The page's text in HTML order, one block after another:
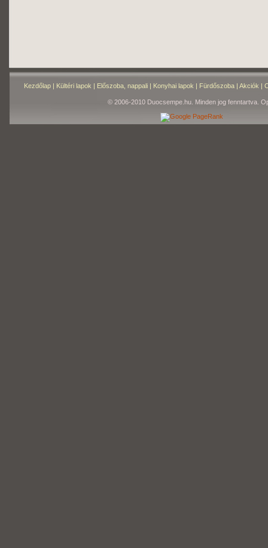
Kezdőlap | Kültéri lapok | Előszoba, nappali | Konyhai lapok | Fürdőszoba | Akciók |
© 2006-2010 Duocsempe.hu. Minden jog fenntartva.